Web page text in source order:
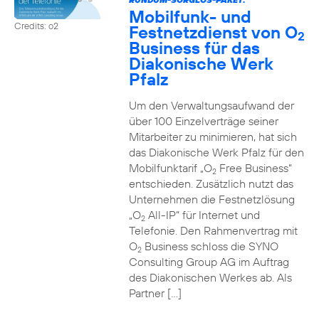
Credits: o2 Mobilfunk- und
Festnetzdienst von O2
Business für das
Diakonische Werk
Pfalz
Um den Verwaltungsaufwand der
über 100 Einzelverträge seiner
Mitarbeiter zu minimieren, hat sich
das Diakonische Werk Pfalz für den
Mobilfunktarif „O2Free Business“
entschieden. Zusätzlich nutzt das
Unternehmen die Festnetzlösung
„O2All-IP“ für Internet und
Telefonie. Den Rahmenvertrag mit
O2Business schloss die SYNO
Consulting Group AG im Auftrag
des Diakonischen Werkes ab. Als
Partner […]